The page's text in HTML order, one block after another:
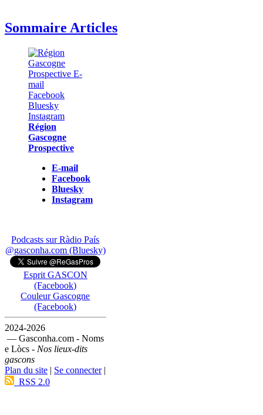
Sommaire Articles
Région
Gascogne
Prospective
E-mail
Facebook
Bluesky
Instagram
Podcasts sur Ràdio País
@gasconha.com (Bluesky)
Esprit GASCON
(Facebook)
Couleur Gascogne
(Facebook)
2024-2026
— Gasconha.com - Noms
e Lòcs - Nos lieux-dits
gascons
Plan du site | Se connecter|
RSS 2.0